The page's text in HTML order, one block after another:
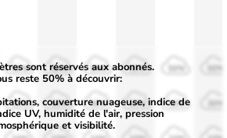
50%
30%
50%
30%
50%
30%
50%
30%
50%
30%
sont réservés aux abonnés.
reste 50% à découvrir:
couverture nuageuse, indice de
UV, humidité de l'air, pression
et visibilité.